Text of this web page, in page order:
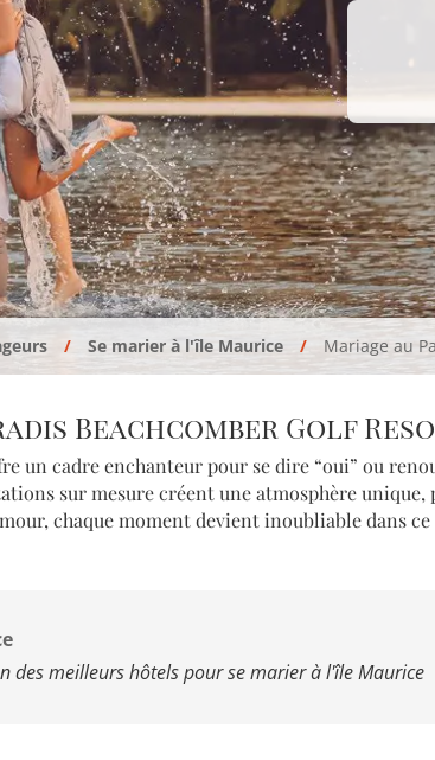
Se marier à l'île Maurice Mariage au
Beachcomber Golf
un cadre enchanteur pour se dire “oui” ou
sur mesure créent une atmosphère
chaque moment devient inoubliable dans
des meilleurs hôtels pour se marier à l'île Maurice